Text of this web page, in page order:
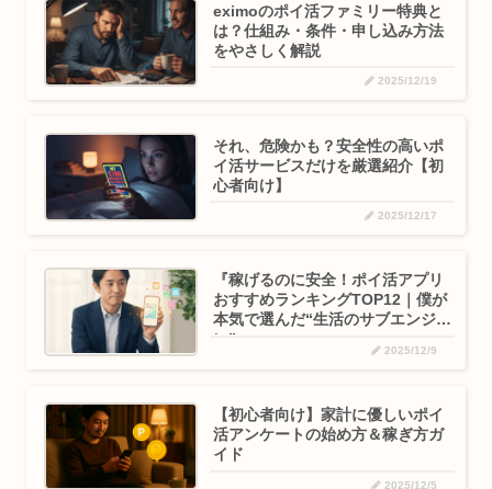
eximoのポイ活ファミリー特典と
は？仕組み・条件・申し込み方法
をやさしく解説
2025/12/19
それ、危険かも？安全性の高いポ
イ活サービスだけを厳選紹介【初
心者向け】
2025/12/17
『稼げるのに安全！ポイ活アプリ
おすすめランキングTOP12｜僕が
本気で選んだ“生活のサブエンジ
ン”』
2025/12/9
【初心者向け】家計に優しいポイ
活アンケートの始め方＆稼ぎ方ガ
イド
2025/12/5